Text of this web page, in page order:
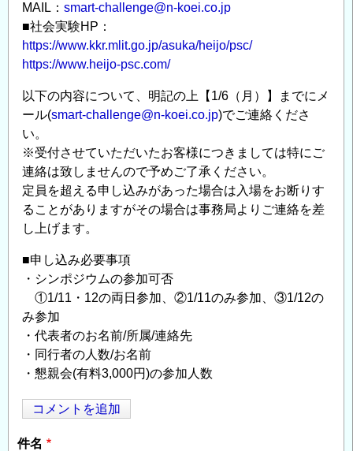
MAIL： smart-challenge@n-koei.co.jp
■社会実験HP：
https://www.kkr.mlit.go.jp/asuka/heijo/psc/
https://www.heijo-psc.com/
以下の内容について、明記の上【1/6（月）】までにメ
ール(smart-challenge@n-koei.co.jp)でご連絡くださ
い。
※受付させていただいたお客様につきましては特にご
連絡は致しませんので予めご了承ください。
定員を超える申し込みがあった場合は入場をお断りす
ることがありますがその場合は事務局よりご連絡を差
し上げます。
■申し込み必要事項
・シンポジウムの参加可否
①1/11・12の両日参加、②1/11のみ参加、③1/12の
み参加
・代表者のお名前/所属/連絡先
・同行者の人数/お名前
・懇親会(有料3,000円)の参加人数
コメントを追加
件名